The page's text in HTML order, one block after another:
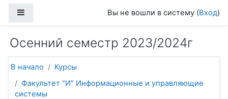
Вы не вошли в систему (Вход)
Осенний семестр 2023/2024г
В начало
Курсы
Факультет "И" Информационные и управляющие
системы